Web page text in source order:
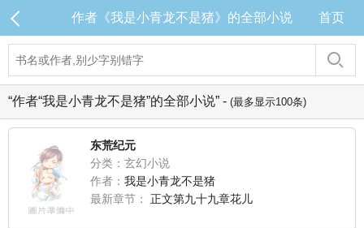
作者《我是小青龙不是猪》的全部小说 首页
“作者“我是小青龙不是猪”的全部小说” - (最多显示100条)
东荒纪元
分类：玄幻小说
作者： 我是小青龙不是猪
最新章节：
正文第九十九章花儿